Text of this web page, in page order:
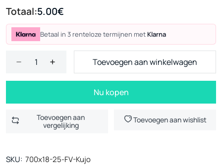
Totaal:5.00€
Betaal in 3 renteloze termijnen met Klarna
Toevoegen aan winkelwagen
Nu kopen
Toevoegen aan
vergelijking
Toevoegen aan wishlist
SKU: 700x18-25-FV-Kujo